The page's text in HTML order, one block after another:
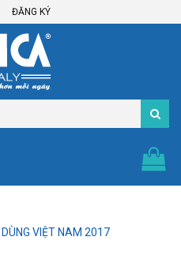
ĐĂNG KÝ
DÙNG VIỆT NAM 2017